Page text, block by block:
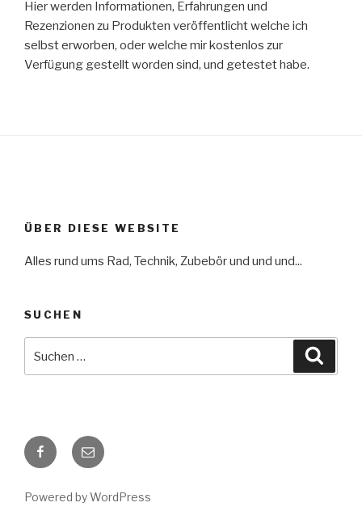
Hier werden Informationen, Erfahrungen und
Rezenzionen zu Produkten veröffentlicht welche ich
selbst erworben, oder welche mir kostenlos zur
Verfügung gestellt worden sind, und getestet habe.
ÜBER DIESE WEBSITE
Alles rund ums Rad, Technik, Zubebör und und und...
SUCHEN
Facebook
E-
Mail
Powered by WordPress